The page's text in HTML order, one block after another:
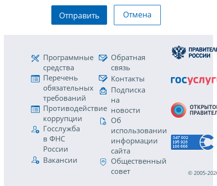
Отправить Отмена
Программные
средства
Перечень
обязательных
требований
Противодействие
коррупции
Госслужба
в ФНС
России
Вакансии
Обратная
связь
Контакты
Подписка
на
новости
Об
использовании
информации
сайта
Общественный
совет
© 2005-